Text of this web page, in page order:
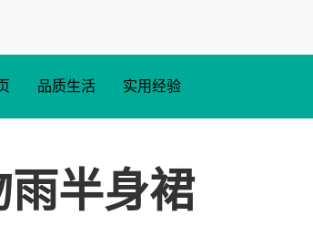
品质生活 实用经验
雨半身裙